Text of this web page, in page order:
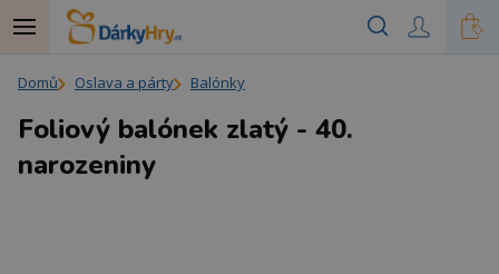
Domů Oslava a párty Balónky
Foliový balónek zlatý - 40.
narozeniny